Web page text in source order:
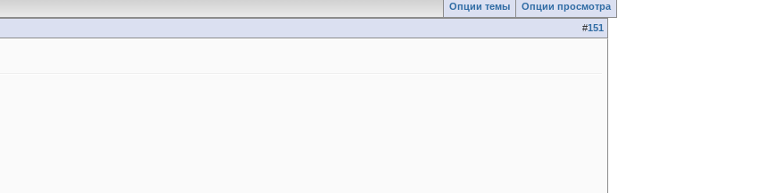
Опции темы Опции просмотра
#151